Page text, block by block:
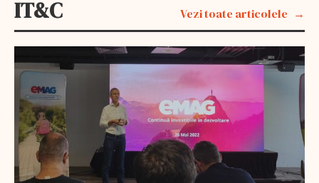
IT&C Vezi toate articolele